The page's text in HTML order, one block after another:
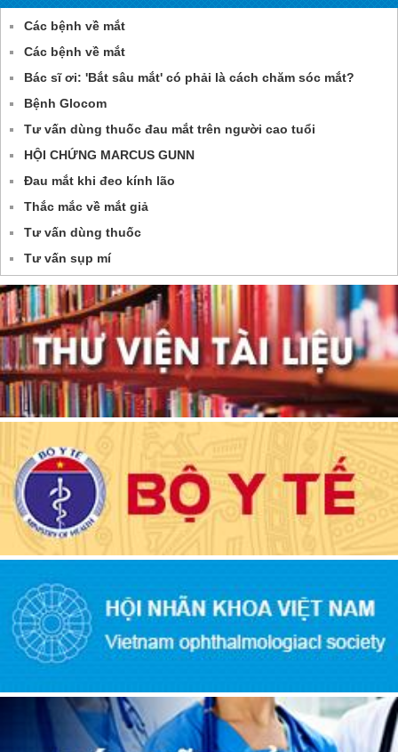
Các bệnh về mắt
Các bệnh về mắt
Bác sĩ ơi: 'Bắt sâu mắt' có phải là cách chăm sóc mắt?
Bệnh Glocom
Tư vấn dùng thuốc đau mắt trên người cao tuổi
HỘI CHỨNG MARCUS GUNN
Đau mắt khi đeo kính lão
Thắc mắc về mắt giả
Tư vấn dùng thuốc
Tư vấn sụp mí